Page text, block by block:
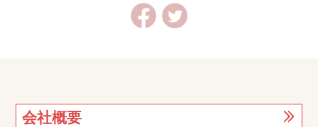
会社概要